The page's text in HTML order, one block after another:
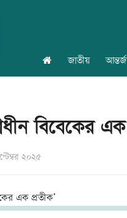
জাতীয়
বিবেকের
২০২৫